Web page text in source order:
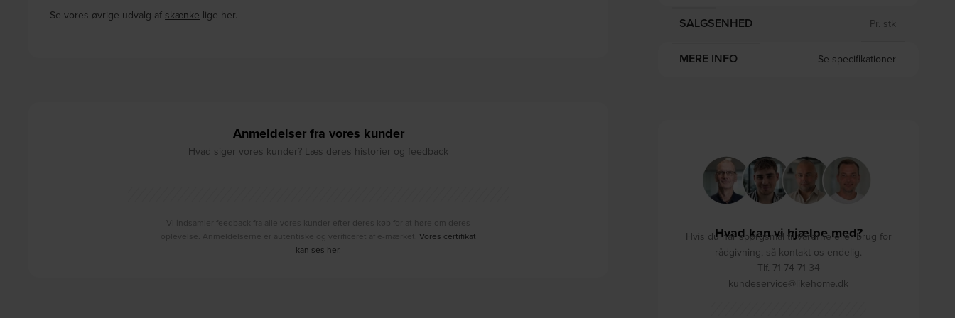
Se vores øvrige udvalg af skænke lige her.
Anmeldelser fra vores kunder
Hvad siger vores kunder? Læs deres historier og feedback
Vi indsamler feedback fra alle vores kunder efter deres køb for at høre om deres
oplevelse. Anmeldelserne er autentiske og verificeret af e-mærket. Vores certifikat
kan ses her.
SALGSENHED Pr. stk
MERE INFO Se specifikationer
Hvad kan vi hjælpe med?
Hvis du har spørgsmål til varerne eller brug for
rådgivning, så kontakt os endelig.
Tlf. 71 74 71 34
kundeservice@likehome.dk